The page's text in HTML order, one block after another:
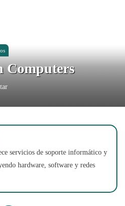
Computers
servicios de soporte informático y
hardware, software y redes